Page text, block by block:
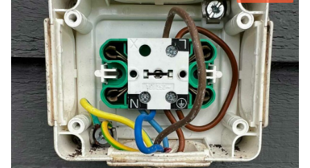
Annonsera
Läs E-tidningen
Om tidningen
Kontakt
Personuppgifter
Search for: